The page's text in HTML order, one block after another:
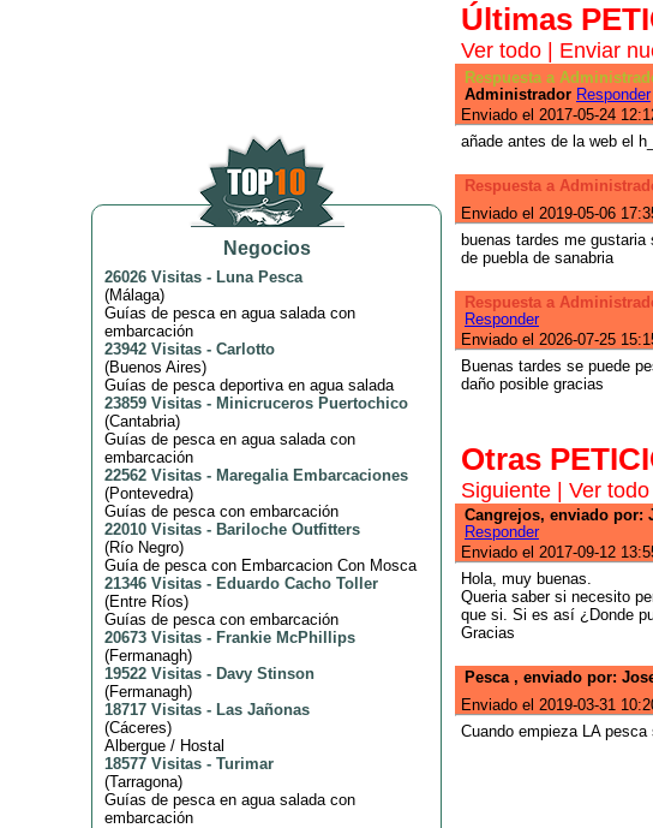
Negocios
26026 Visitas - Luna Pesca
(Málaga)
Guías de pesca en agua salada con
embarcación
23942 Visitas - Carlotto
(Buenos Aires)
Guías de pesca deportiva en agua salada
23859 Visitas - Minicruceros Puertochico
(Cantabria)
Guías de pesca en agua salada con
embarcación
22562 Visitas - Maregalia Embarcaciones
(Pontevedra)
Guías de pesca con embarcación
22010 Visitas - Bariloche Outfitters
(Río Negro)
Guía de pesca con Embarcacion Con Mosca
21346 Visitas - Eduardo Cacho Toller
(Entre Ríos)
Guías de pesca con embarcación
20673 Visitas - Frankie McPhillips
(Fermanagh)
19522 Visitas - Davy Stinson
(Fermanagh)
18717 Visitas - Las Jañonas
(Cáceres)
Albergue / Hostal
18577 Visitas - Turimar
(Tarragona)
Guías de pesca en agua salada con
embarcación
Últimas
Ver todo Enviar
Respuesta a
Administrador Responder
Enviado el 2017-05-24
añade antes de la web el
Respuesta a
Enviado el 2019-05-06
buenas tardes me
de puebla de sanabria
Respuesta a
Responder
Enviado el 2026-07-25
Buenas tardes se puede
daño posible gracias
Otras
Siguiente Ver todo
Cangrejos, enviado por:
Responder
Enviado el 2017-09-12
Hola, muy buenas.
Queria saber si necesito
que si. Si es así ¿Donde
Gracias
Pesca , enviado por:
Enviado el 2019-03-31
Cuando empieza LA